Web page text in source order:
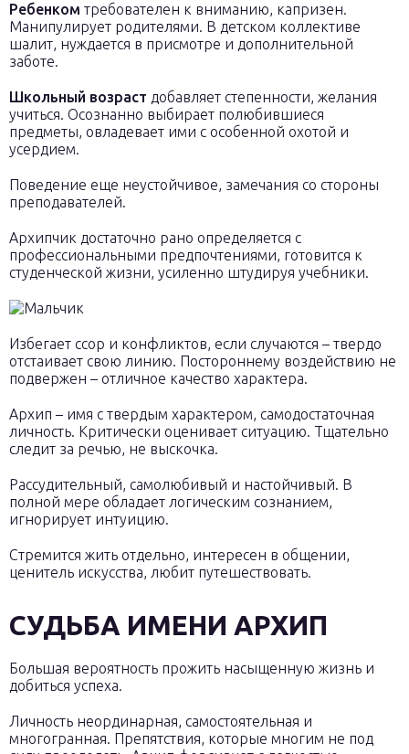
Ребенком требователен к вниманию, капризен.
Манипулирует родителями. В детском коллективе
шалит, нуждается в присмотре и дополнительной
заботе.
Школьный возраст добавляет степенности, желания
учиться. Осознанно выбирает полюбившиеся
предметы, овладевает ими с особенной охотой и
усердием.
Поведение еще неустойчивое, замечания со стороны
преподавателей.
Архипчик достаточно рано определяется с
профессиональными предпочтениями, готовится к
студенческой жизни, усиленно штудируя учебники.
Избегает ссор и конфликтов, если случаются – твердо
отстаивает свою линию. Постороннему воздействию не
подвержен – отличное качество характера.
Архип – имя с твердым характером, самодостаточная
личность. Критически оценивает ситуацию. Тщательно
следит за речью, не выскочка.
Рассудительный, самолюбивый и настойчивый. В
полной мере обладает логическим сознанием,
игнорирует интуицию.
Стремится жить отдельно, интересен в общении,
ценитель искусства, любит путешествовать.
СУДЬБА ИМЕНИ АРХИП
Большая вероятность прожить насыщенную жизнь и
добиться успеха.
Личность неординарная, самостоятельная и
многогранная. Препятствия, которые многим не под